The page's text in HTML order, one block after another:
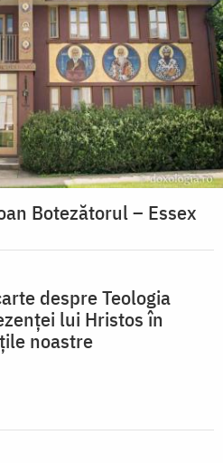
Botezătorul – Essex
despre Teologia
lui Hristos în
noastre